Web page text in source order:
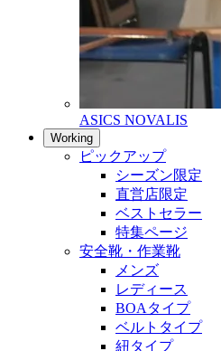
ASICS NOVALIS
Working
ピックアップ
シーズン限定
直営店限定
ベストセラー
特集ページ
安全靴・作業靴
メンズ
レディース
BOAタイプ
ベルトタイプ
紐タイプ